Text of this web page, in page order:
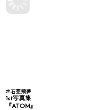
水石亜飛夢
1st写真集
『ATOM』